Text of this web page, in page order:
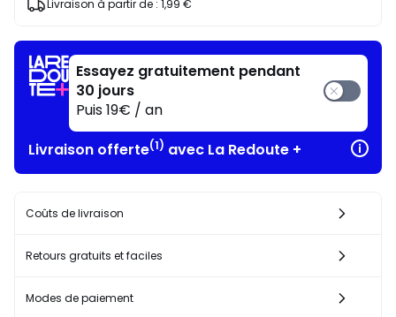
Livraison à partir de : 1,99 €
Essayez gratuitement pendant
30 jours
Puis 19€ / an
Livraison offerte(1) avec La Redoute +
Coûts de livraison
Retours gratuits et faciles
Modes de paiement